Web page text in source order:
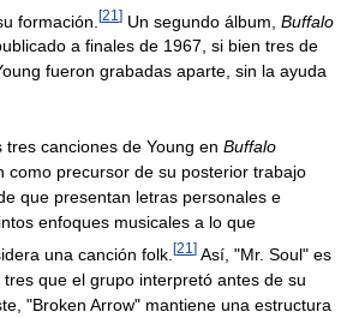
formación. [21 ] Un segundo álbum, Buffalo
a finales de 1967, si bien tres de
fueron grabadas aparte, sin la ayuda
tres canciones de Young en Buffalo
como precursor de su posterior trabajo
que presentan letras personales e
enfoques musicales a lo que
una canción folk. [21 ] Así, "Mr. Soul" es
que el grupo interpretó antes de su
"Broken Arrow" mantiene una estructura